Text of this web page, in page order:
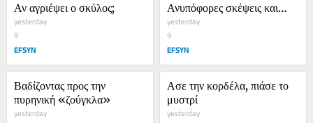
Αν αγριέψει ο σκύλος;
yesterday
9
EFSYN
Ανυπόφορες σκέψεις και…
yesterday
9
EFSYN
Βαδίζοντας προς την
πυρηνική «ζούγκλα»
yesterday
Ασε την κορδέλα, πιάσε το
μυστρί
yesterday